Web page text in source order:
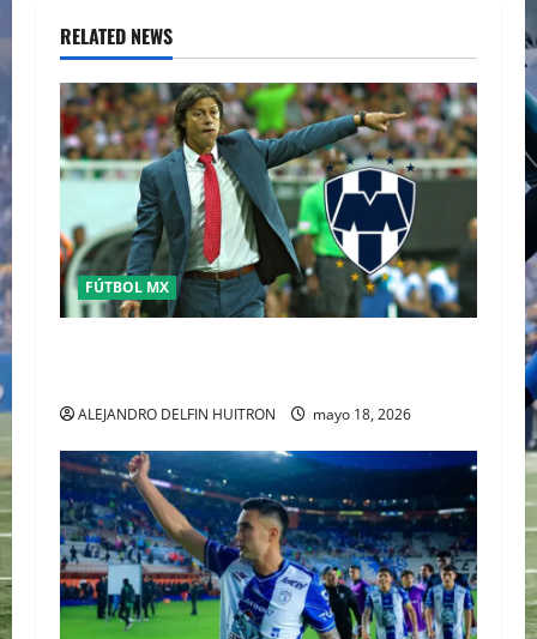
RELATED NEWS
FÚTBOL MX
ALEJANDRO DELFIN HUITRON mayo 18, 2026